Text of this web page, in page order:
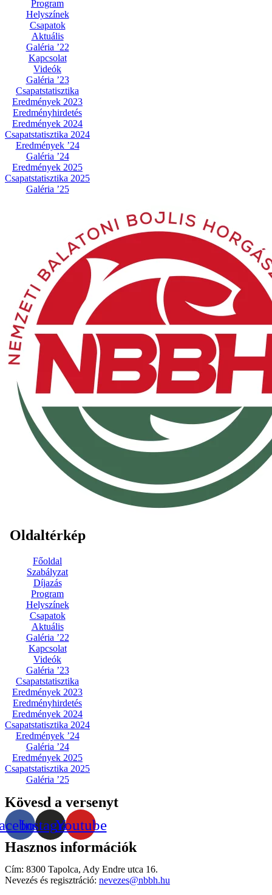
Program
Helyszínek
Csapatok
Aktuális
Galéria ’22
Kapcsolat
Videók
Galéria ’23
Csapatstatisztika
Eredmények 2023
Eredményhirdetés
Eredmények 2024
Csapatstatisztika 2024
Eredmények ’24
Galéria ’24
Eredmények 2025
Csapatstatisztika 2025
Galéria ’25
Oldaltérkép
Főoldal
Szabályzat
Díjazás
Program
Helyszínek
Csapatok
Aktuális
Galéria ’22
Kapcsolat
Videók
Galéria ’23
Csapatstatisztika
Eredmények 2023
Eredményhirdetés
Eredmények 2024
Csapatstatisztika 2024
Eredmények ’24
Galéria ’24
Eredmények 2025
Csapatstatisztika 2025
Galéria ’25
Kövesd a versenyt
InstagramYoutube
Hasznos információk
Cím: 8300 Tapolca, Ady Endre utca 16.
Nevezés és regisztráció: nevezes@nbbh.hu